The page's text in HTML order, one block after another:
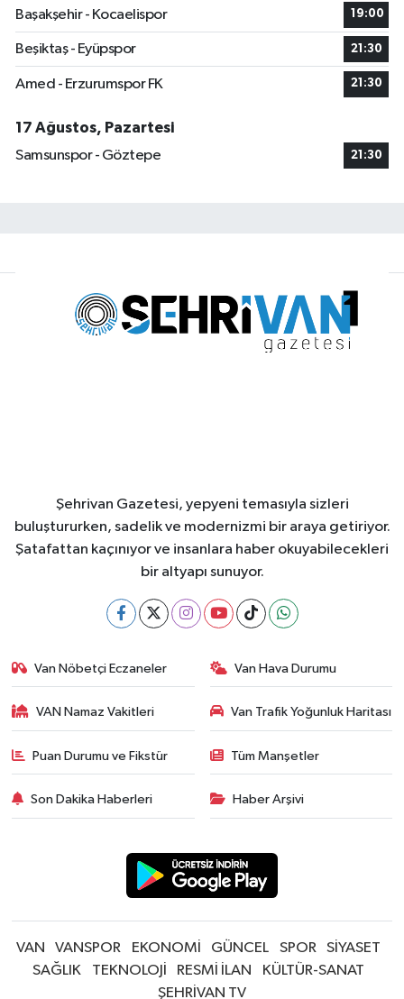
Başakşehir - Kocaelispor
19:00
Beşiktaş - Eyüpspor 21:30
Amed - Erzurumspor FK 21:30
17 Ağustos, Pazartesi
Samsunspor - Göztepe
21:30
Şehrivan Gazetesi, yepyeni temasıyla sizleri
buluştururken, sadelik ve modernizmi bir araya getiriyor.
Şatafattan kaçınıyor ve insanlara haber okuyabilecekleri
bir altyapı sunuyor.
Van Nöbetçi Eczaneler Van Hava Durumu
VAN Namaz Vakitleri Van Trafik Yoğunluk Haritası
Puan Durumu ve Fikstür Tüm Manşetler
Son Dakika Haberleri Haber Arşivi
VAN VANSPOR EKONOMİ GÜNCEL SPOR
SİYASET
SAĞLIK
TEKNOLOJİ RESMİ İLAN
KÜLTÜR-SANAT
ŞEHRİVAN TV